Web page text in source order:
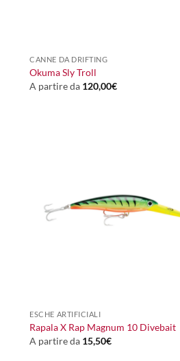
CANNE DA DRIFTING
Okuma Sly Troll
A partire da 120,00€
ESCHE ARTIFICIALI
Rapala X Rap Magnum 10 Divebait
A partire da 15,50€